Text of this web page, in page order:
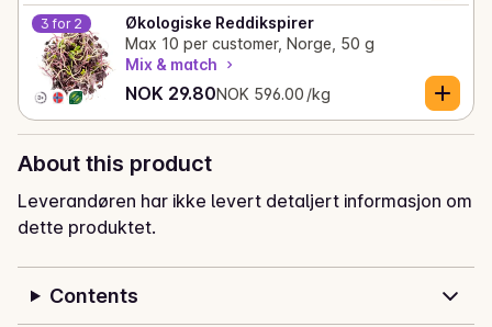
3 for 2
Økologiske Reddikspirer
Max 10 per customer, Norge, 50 g
Mix & match
NOK 29.80
Current price is: NOK 29.80
NOK 596.00 /kg
Unit price: NOK 596.00 /kg
About this product
Leverandøren har ikke levert detaljert informasjon om
dette produktet.
Contents